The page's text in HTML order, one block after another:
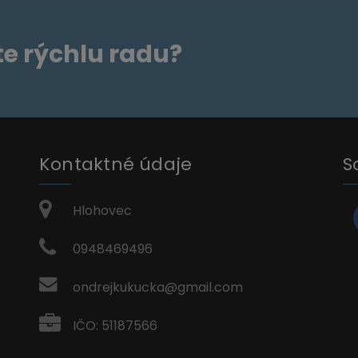
rýchlu radu?
Kontaktné údaje
Hlohovec
0948469496
ondrejkukucka@gmail.com
IČO: 51187566